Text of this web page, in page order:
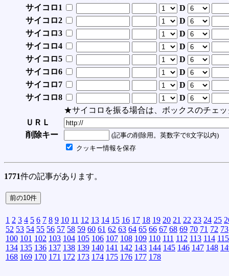
サイコロ1
D
サイコロ2
D
サイコロ3
D
サイコロ4
D
サイコロ5
D
サイコロ6
D
サイコロ7
D
サイコロ8
D
★サイコロを振る場合は、ボックスのチェッ
ＵＲＬ
削除キー
(記事の削除用。英数字で8文字以内)
クッキー情報を保存
1771件の記事があります。
1 2 3 4 5 6 7 8 9 10 11 12 13 14 15 16 17 18 19 20 21 22 23 24 25
52 53 54 55 56 57 58 59 60 61 62 63 64 65 66 67 68 69 70 71 72 73
100 101 102 103 104 105 106 107 108 109 110 111 112 113 114 115
134 135 136 137 138 139 140 141 142 143 144 145 146 147 148
168 169 170 171 172 173 174 175 176 177 178